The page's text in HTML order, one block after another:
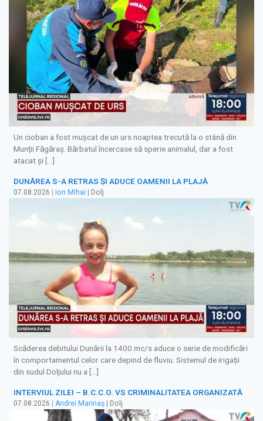
Un cioban a fost mușcat de un urs noaptea trecută la o stână din
Munții Făgăraș. Bărbatul încercase să sperie animalul, dar a fost
atacat și […]
DUNĂREA S-A RETRAS ŞI ADUCE OAMENII LA PLAJĂ
07.08.2026 | Ion Mihai | Dolj
Scăderea debitului Dunării la 1400 mc/s aduce o serie de modificări
în comportamentul celor care depind de fluviu. Sistemul de irigații
din sudul Doljului nu a […]
INTERVIUL ZILEI – B.C.C.O. VS CRIMINALITATEA ORGANIZATĂ
07.08.2026 | Andrei Marinaș | Dolj